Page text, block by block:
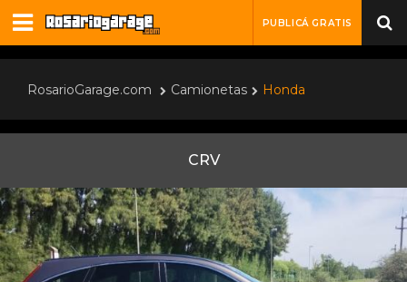
PUBLICÁ GRATIS
RosarioGarage.com Camionetas Honda
CRV